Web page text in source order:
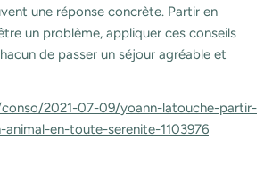
une réponse concrète. Partir en
un problème, appliquer ces conseils
de passer un séjour agréable et
2021-07-09/yoann-latouche-partir-
en-toute-serenite-1103976